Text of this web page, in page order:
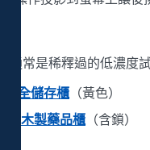
通常是稀釋過的低濃度
安全儲存櫃 （黃色）
木製藥品櫃 （含鎖）
櫃